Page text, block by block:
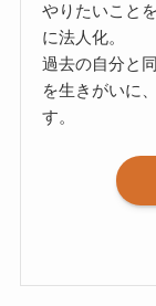
やりたいこと
に法人化。
過去の自分と
を生きがいに
す。